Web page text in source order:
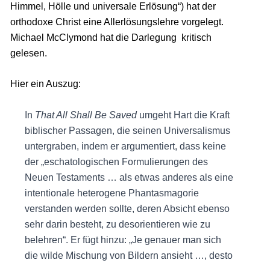
Himmel, Hölle und universale Erlösung“) hat der
orthodoxe Christ eine Allerlösungslehre vorgelegt.
Michael McClymond hat die Darlegung kritisch
gelesen.
Hier ein Auszug:
In That All Shall Be Savedumgeht Hart die Kraft
biblischer Passagen, die seinen Universalismus
untergraben, indem er argumentiert, dass keine
der „eschatologischen Formulierungen des
Neuen Testaments … als etwas anderes als eine
intentionale heterogene Phantasmagorie
verstanden werden sollte, deren Absicht ebenso
sehr darin besteht, zu desorientieren wie zu
belehren“. Er fügt hinzu: „Je genauer man sich
die wilde Mischung von Bildern ansieht …, desto